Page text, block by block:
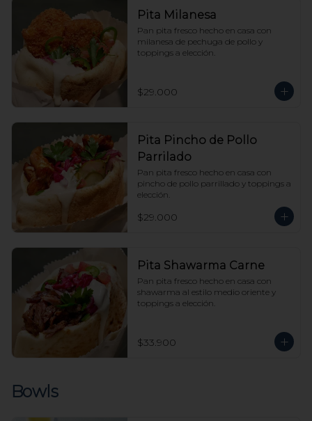
Pita Milanesa
Pan pita fresco hecho en casa con
milanesa de pechuga de pollo y
toppings a elección.
$29.000
Pita Pincho de Pollo
Parrilado
Pan pita fresco hecho en casa con
pincho de pollo parrillado y toppings a
elección.
$29.000
Pita Shawarma Carne
Pan pita fresco hecho en casa con
shawarma al estilo medio oriente y
toppings a elección.
$33.900
Bowls